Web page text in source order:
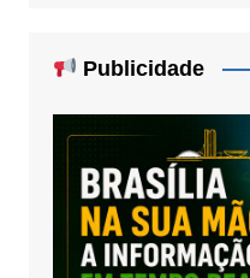
Publicidade